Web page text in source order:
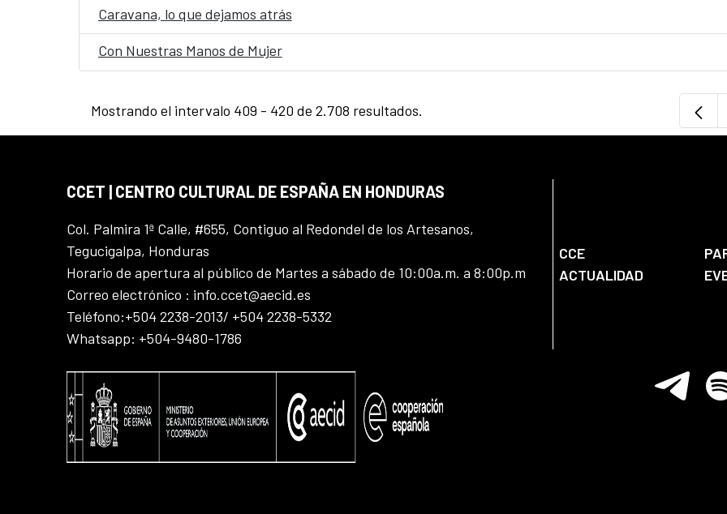
Caravana, lo que dejamos atrás
Con Nuestras Manos de Mujer
Mostrando el intervalo 409 - 420 de 2.708 resultados.
CCET | CENTRO CULTURAL DE ESPAÑA EN HONDURAS
Col. Palmira 1ª Calle, #655, Contiguo al Redondel de los Artesanos,
Tegucigalpa, Honduras
Horario de apertura al público de Martes a sábado de 10:00a.m. a 8:00p.m
Correo electrónico : info.ccet@aecid.es
Teléfono:+504 2238-2013/ +504 2238-5332
Whatsapp: +504-9480-1786
CCE
ACTUALIDAD
Telegram